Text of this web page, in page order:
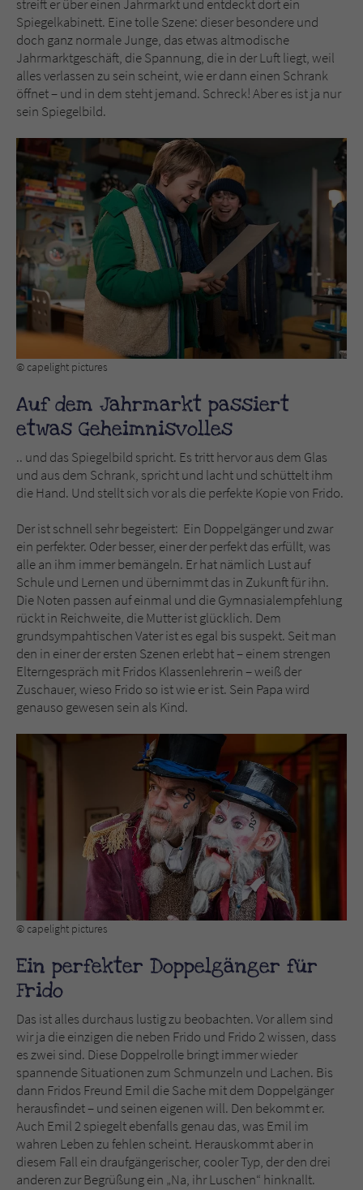
streift er über einen Jahrmarkt und entdeckt dort ein
Spiegelkabinett. Eine tolle Szene: dieser besondere und
doch ganz normale Junge, das etwas altmodische
Jahrmarktgeschäft, die Spannung, die in der Luft liegt, weil
alles verlassen zu sein scheint, wie er dann einen Schrank
öffnet – und in dem steht jemand. Schreck! Aber es ist ja nur
sein Spiegelbild.
© capelight pictures
Auf dem Jahrmarkt passiert
etwas Geheimnisvolles
.. und das Spiegelbild spricht. Es tritt hervor aus dem Glas
und aus dem Schrank, spricht und lacht und schüttelt ihm
die Hand. Und stellt sich vor als die perfekte Kopie von Frido.
Der ist schnell sehr begeistert: Ein Doppelgänger und zwar
ein perfekter. Oder besser, einer der perfekt das erfüllt, was
alle an ihm immer bemängeln. Er hat nämlich Lust auf
Schule und Lernen und übernimmt das in Zukunft für ihn.
Die Noten passen auf einmal und die Gymnasialempfehlung
rückt in Reichweite, die Mutter ist glücklich. Dem
grundsympahtischen Vater ist es egal bis suspekt. Seit man
den in einer der ersten Szenen erlebt hat – einem strengen
Elterngespräch mit Fridos Klassenlehrerin – weiß der
Zuschauer, wieso Frido so ist wie er ist. Sein Papa wird
genauso gewesen sein als Kind.
© capelight pictures
Ein perfekter Doppelgänger für
Frido
Das ist alles durchaus lustig zu beobachten. Vor allem sind
wir ja die einzigen die neben Frido und Frido 2 wissen, dass
es zwei sind. Diese Doppelrolle bringt immer wieder
spannende Situationen zum Schmunzeln und Lachen. Bis
dann Fridos Freund Emil die Sache mit dem Doppelgänger
herausfindet – und seinen eigenen will. Den bekommt er.
Auch Emil 2 spiegelt ebenfalls genau das, was Emil im
wahren Leben zu fehlen scheint. Herauskommt aber in
diesem Fall ein draufgängerischer, cooler Typ, der den drei
anderen zur Begrüßung ein „Na, ihr Luschen“ hinknallt.
Name tx_pwcomments_ahash
Anbieter Literatur-Couch Medien GmbH & Co. KG
Laufzeit
Zweck Cookie für Kommentare einzelner Buchtitel
Name fe_typo_user
Anbieter Literatur-Couch Medien GmbH & Co. KG
Laufzeit Session
Dieses Cookie gewährleistet die
Kommunikation der Webseite mit dem
Benutzer. Es wird benötigt um z. B. den